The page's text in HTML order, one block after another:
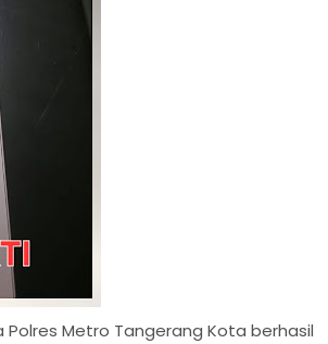
Polres Metro Tangerang Kota berhasil